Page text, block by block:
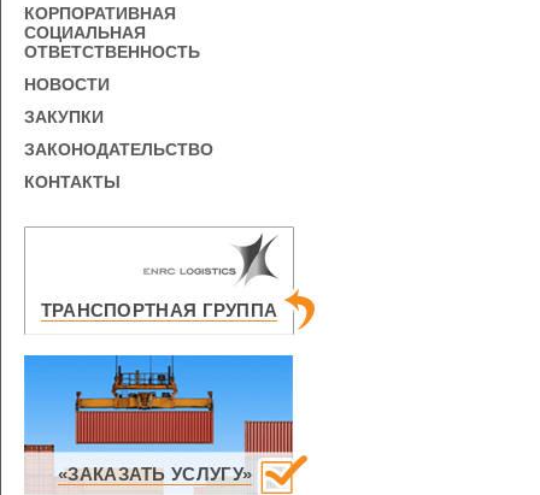
КОРПОРАТИВНАЯ
СОЦИАЛЬНАЯ
ОТВЕТСТВЕННОСТЬ
НОВОСТИ
ЗАКУПКИ
ЗАКОНОДАТЕЛЬСТВО
КОНТАКТЫ
ТРАНСПОРТНАЯ ГРУППА
«ЗАКАЗАТЬ УСЛУГУ»